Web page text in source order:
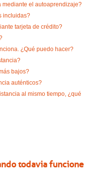
mediante el autoaprendizaje?
incluidas?
tarjeta de crédito?
¿Qué puedo hacer?
bajos?
auténticos?
al mismo tiempo, ¿qué
todavia funcione